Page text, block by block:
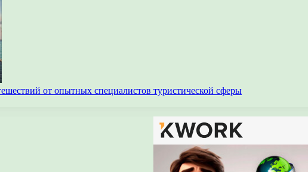
от опытных специалистов туристической сферы